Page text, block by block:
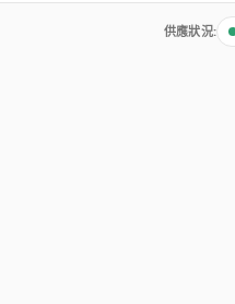
供應狀況: